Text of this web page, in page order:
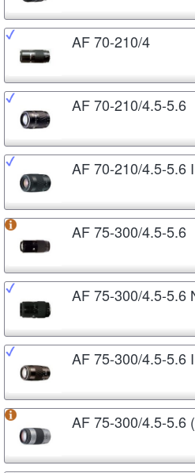
AF 70-210/4
AF 70-210/4.5-5.6
AF 70-210/4.5-5.6
AF 75-300/4.5-5.6
AF 75-300/4.5-5.6
AF 75-300/4.5-5.6
AF 75-300/4.5-5.6